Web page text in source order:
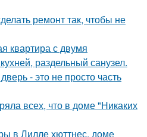
ремонт так, чтобы не
квартира с двумя
раздельный санузел.
- это не просто часть
всех, что в доме "Никаких
в Лилле хюттнес, доме